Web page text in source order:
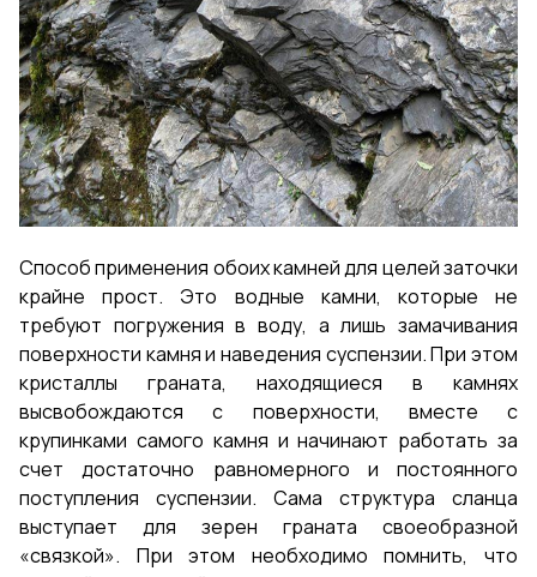
Способ применения обоих камней для целей заточки
крайне прост. Это водные камни, которые не
требуют погружения в воду, а лишь замачивания
поверхности камня и наведения суспензии. При этом
кристаллы граната, находящиеся в камнях
высвобождаются с поверхности, вместе с
крупинками самого камня и начинают работать за
счет достаточно равномерного и постоянного
поступления суспензии. Сама структура сланца
выступает для зерен граната своеобразной
«связкой». При этом необходимо помнить, что